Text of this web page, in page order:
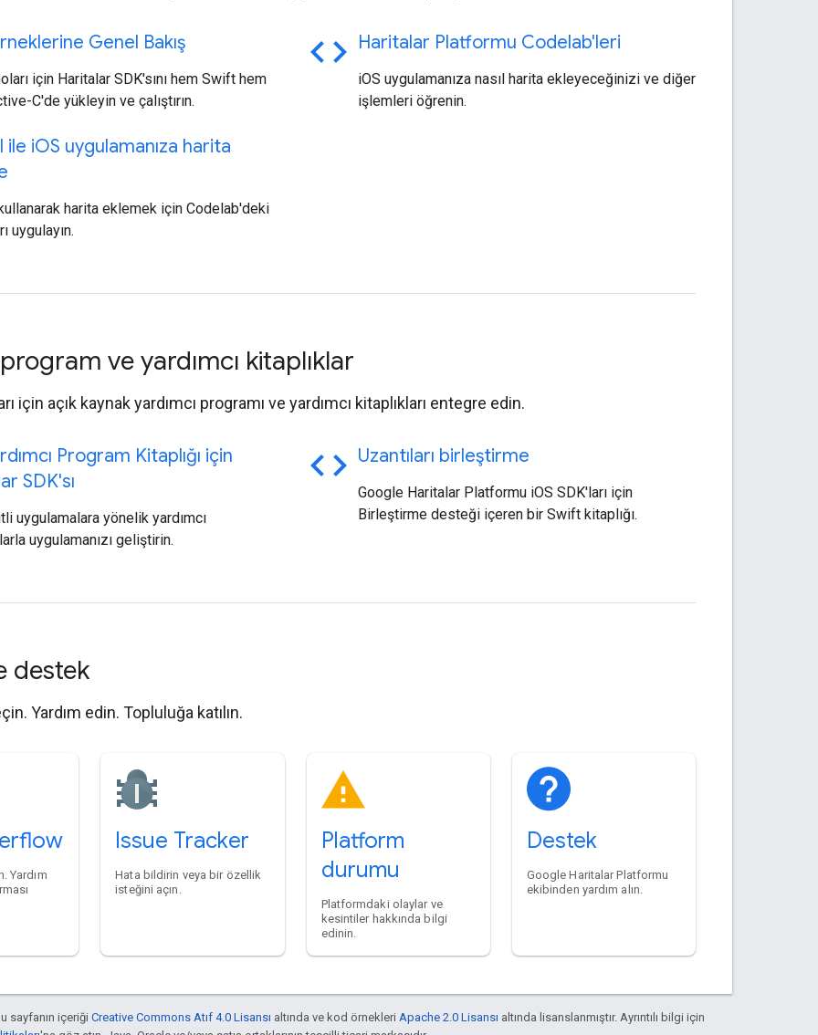
Genel Bakış
için Haritalar SDK'sını hem Swift hem
C'de yükleyin ve çalıştırın.
code Haritalar Platformu Codelab'leri
iOS uygulamanıza nasıl harita ekleyeceğinizi ve diğer
işlemleri öğrenin.
ile iOS uygulamanıza harita
harita eklemek için Codelab'deki
uygulayın.
program ve yardımcı kitaplıklar
için açık kaynak yardımcı programı ve yardımcı kitaplıkları entegre edin.
Program Kitaplığı için
SDK'sı
uygulamalara yönelik yardımcı
uygulamanızı geliştirin.
code Uzantıları birleştirme
Google Haritalar Platformu iOS SDK'ları için
Birleştirme desteği içeren bir Swift kitaplığı.
destek
Yardım edin. Topluluğa katılın.
Yardım
Issue Tracker
Hata bildirin veya bir özellik
isteğini açın.
Platform
durumu
Platformdaki olaylar ve
kesintiler hakkında bilgi
edinin.
Destek
Google Haritalar Platformu
ekibinden yardım alın.
sayfanın içeriği Creative Commons Atıf 4.0 Lisansı altında ve kod örnekleri Apache 2.0 Lisansı altında lisanslanmıştır. Ayrıntılı bilgi için